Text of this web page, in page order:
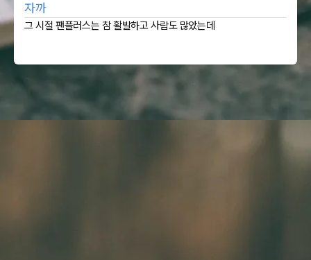
자까
그 시절 팬플러스는 참 활발하고 사람도 많았는데